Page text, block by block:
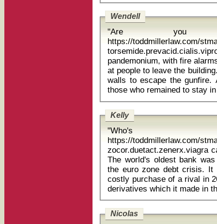
Wendell
"Are you
https://toddmillerlaw.com/
torsemide.prevacid.cialis.viprogra
pandemonium, with fire
at people to leave the
walls to escape the gunfire.
Kelly
"Who's
https://toddmillerlaw.com/
zocor.duetact.zenerx.viagra
The world's oldest bank
the euro zone debt crisis. It
costly purchase of a rival in
Nicolas